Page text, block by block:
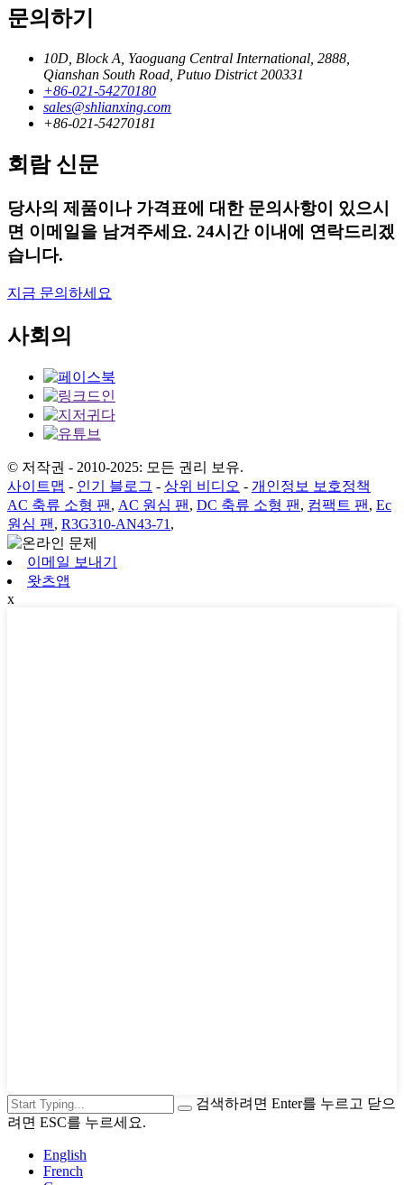
문의하기
10D, Block A, Yaoguang Central International, 2888,
Qianshan South Road, Putuo District 200331
+86-021-54270180
sales@shlianxing.com
+86-021-54270181
회람 신문
당사의 제품이나 가격표에 대한 문의사항이 있으시
면 이메일을 남겨주세요. 24시간 이내에 연락드리겠
습니다.
지금 문의하세요
사회의
© 저작권 - 2010-2025: 모든 권리 보유.
사이트맵 - 인기 블로그 - 상위 비디오 - 개인정보 보호정책
AC 축류 소형 팬 , AC 원심 팬 , DC 축류 소형 팬 , 컴팩트 팬 , Ec
원심 팬 , R3G310-AN43-71 ,
이메일 보내기
왓츠앱
x
검색하려면 Enter를 누르고 닫으
려면 ESC를 누르세요.
English
French